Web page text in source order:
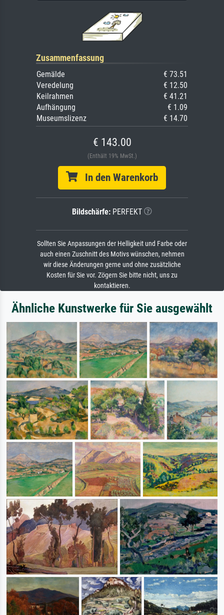
Zusammenfassung
Gemälde
€ 73.51
Veredelung
€ 12.50
Keilrahmen
€ 41.21
Aufhängung
€ 1.09
Museumslizenz
€ 14.70
€ 143.00
(Enthält 19% MwSt.)
In den Warenkorb
Bildschärfe: PERFEKT
Sollten Sie Anpassungen der Helligkeit und Farbe oder
auch einen Zuschnitt des Motivs wünschen, nehmen
wir diese Änderungen gerne und ohne zusätzliche
Kosten für Sie vor. Zögern Sie bitte nicht, uns zu
kontaktieren.
Ähnliche Kunstwerke für Sie ausgewählt